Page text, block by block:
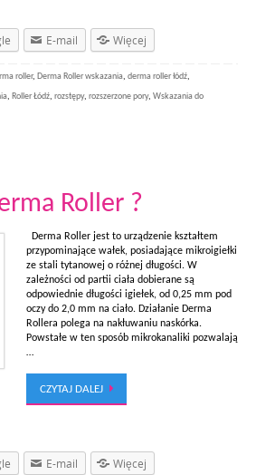
E-mail Więcej
roller,Derma Roller wskazania,derma roller łódź,
, Roller Łódź, rozstępy, rozszerzone pory, Wskazania do
Roller ?
Derma Roller jest to urządzenie kształtem
przypominające wałek, posiadające mikroigiełki
ze stali tytanowej o różnej długości. W
zależności od partii ciała dobierane są
odpowiednie długości igiełek, od 0,25 mm pod
oczy do 2,0 mm na ciało. Działanie Derma
Rollera polega na nakłuwaniu naskórka.
Powstałe w ten sposób mikrokanaliki pozwalają
…
CZYTAJ DALEJ
E-mail Więcej